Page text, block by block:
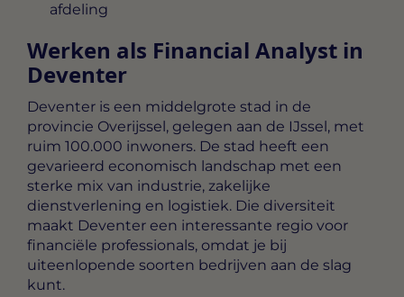
afdeling
Werken als Financial Analyst in
Deventer
Deventer is een middelgrote stad in de
provincie Overijssel, gelegen aan de IJssel, met
ruim 100.000 inwoners. De stad heeft een
gevarieerd economisch landschap met een
sterke mix van industrie, zakelijke
dienstverlening en logistiek. Die diversiteit
maakt Deventer een interessante regio voor
financiële professionals, omdat je bij
uiteenlopende soorten bedrijven aan de slag
kunt.